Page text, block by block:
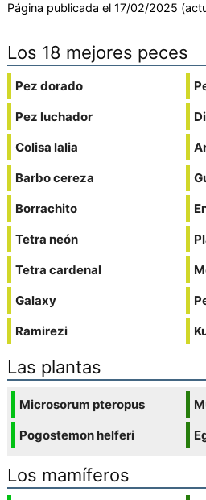
Página publicada el 17/02/2025
Los 18 mejores peces
Pez dorado
Pez luchador
Colisa lalia
Barbo cereza
Borrachito
Tetra neón
Tetra cardenal
Galaxy
Ramirezi
Las plantas
Microsorum pteropus
Pogostemon helferi
Los mamíferos